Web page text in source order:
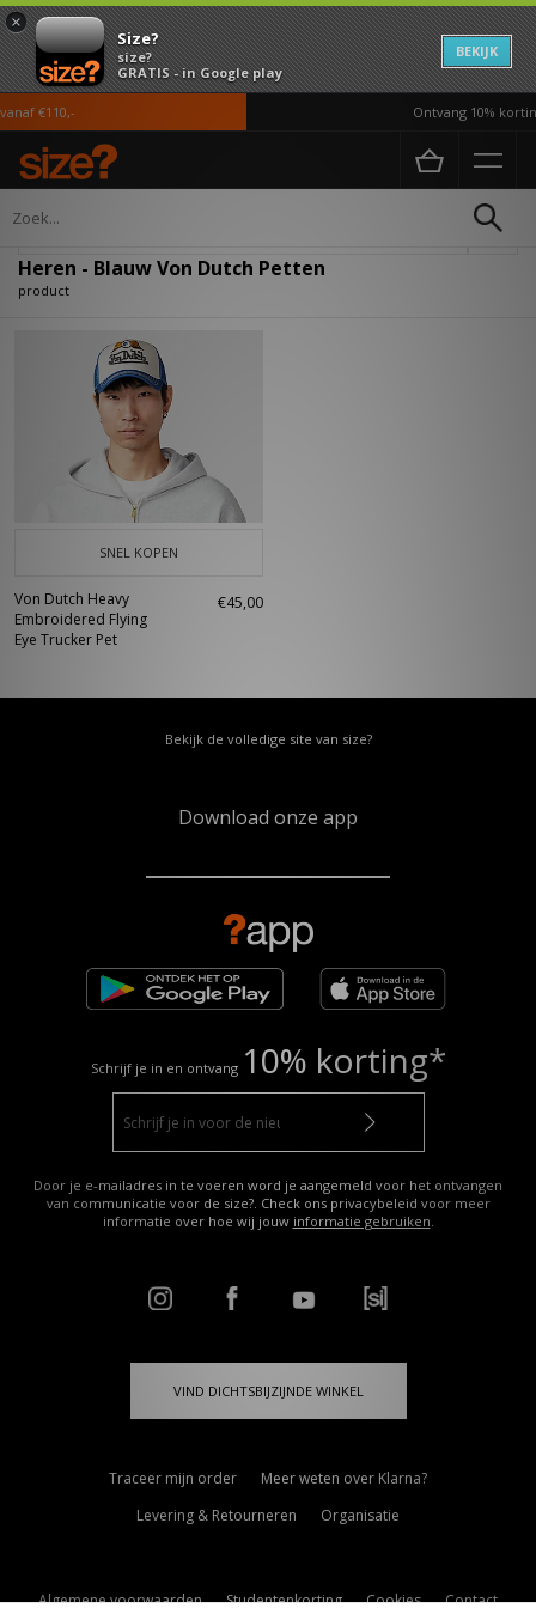
×
Size?
size?
GRATIS - in Google play
BEKIJK
€110,- Ontvang 10%
Home Heren
Heren - Blauw Von Dutch Petten
product
SNEL KOPEN
Von Dutch Heavy
Embroidered Flying
Eye Trucker Pet
€45,00
Bekijk de volledige site van size?
Download onze app
Schrijf je in en ontvang 10% korting*
Door je e-mailadres in te voeren word je aangemeld voor het ontvangen
van communicatie voor de size?. Check ons privacybeleid voor meer
informatie over hoe wij jouw informatie gebruiken.
VIND DICHTSBIJZIJNDE WINKEL
Traceer mijn order
Meer weten over Klarna?
Levering & Retourneren
Organisatie
Algemene voorwaarden Studentenkorting Cookies Contact